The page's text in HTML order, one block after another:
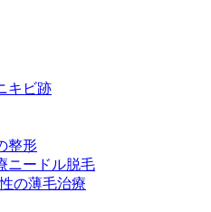
キビ跡
整形
ニードル脱毛
の薄毛治療